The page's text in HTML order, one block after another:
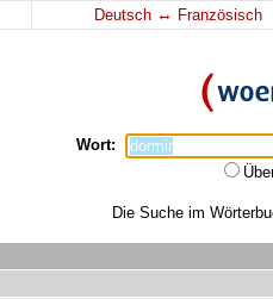
Deutsch ↔ Französisch
Wort:
Die Suche im